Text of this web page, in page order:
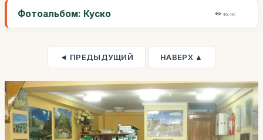
Фотоальбом: Куско 46,4K
◄ ПРЕДЫДУЩИЙ НАВЕРХ ▲